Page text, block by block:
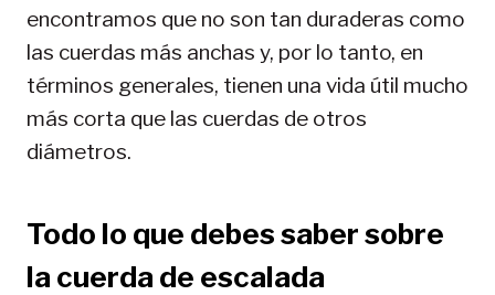
encontramos que no son tan duraderas como
las cuerdas más anchas y, por lo tanto, en
términos generales, tienen una vida útil mucho
más corta que las cuerdas de otros
diámetros.
Todo lo que debes saber sobre
la cuerda de escalada